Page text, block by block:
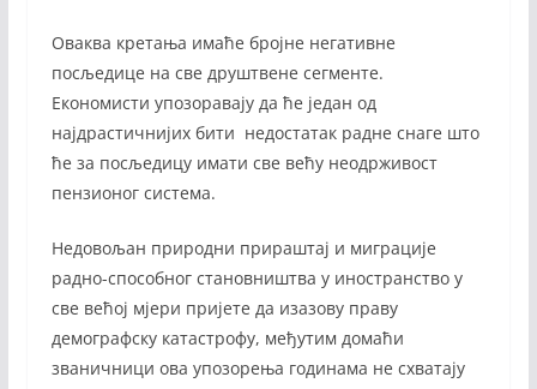
Оваква кретања имаће бројне негативне
посљедице на све друштвене сегменте.
Економисти упозоравају да ће један од
најдрастичнијих бити недостатак радне снаге што
ће за посљедицу имати све већу неодрживост
пензионог система.
Недовољан природни прираштај и миграције
радно-способног становништва у иностранство у
све већој мјери пријете да изазову праву
демографску катастрофу, међутим домаћи
званичници ова упозорења годинама не схватају